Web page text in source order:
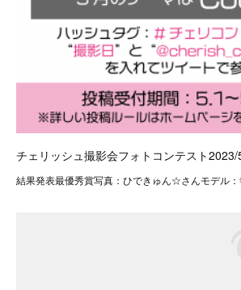
チェリッシュ撮影会フォトコンテスト2023/
結果発表最優秀賞写真：ひできゅん☆さんモデル